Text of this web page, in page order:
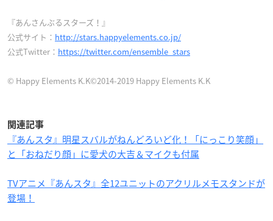
『あんさんぶるスターズ！』
公式サイト： http://stars.happyelements.co.jp/
公式Twitter： https://twitter.com/ensemble_stars
© Happy Elements K.K©2014-2019 Happy Elements K.K
関連記事
『あんスタ』明星スバルがねんどろいど化！「にっこり笑顔」
と「おねだり顔」に愛犬の大吉＆マイクも付属
TVアニメ『あんスタ』全12ユニットのアクリルメモスタンドが
登場！